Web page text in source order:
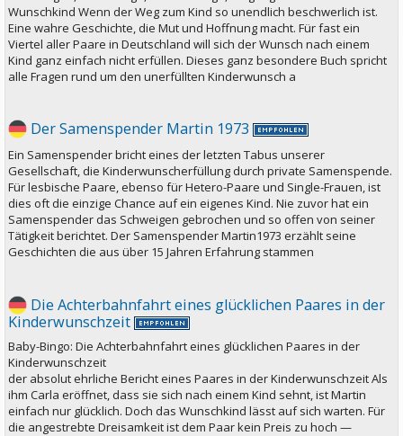
Wunschkind Wenn der Weg zum Kind so unendlich beschwerlich ist.
Eine wahre Geschichte, die Mut und Hoffnung macht. Für fast ein
Viertel aller Paare in Deutschland will sich der Wunsch nach einem
Kind ganz einfach nicht erfüllen. Dieses ganz besondere Buch spricht
alle Fragen rund um den unerfüllten Kinderwunsch a
Der Samenspender Martin 1973
Ein Samenspender bricht eines der letzten Tabus unserer
Gesellschaft, die Kinderwunscherfüllung durch private Samenspende.
Für lesbische Paare, ebenso für Hetero-Paare und Single-Frauen, ist
dies oft die einzige Chance auf ein eigenes Kind. Nie zuvor hat ein
Samenspender das Schweigen gebrochen und so offen von seiner
Tätigkeit berichtet. Der Samenspender Martin1973 erzählt seine
Geschichten die aus über 15 Jahren Erfahrung stammen
Die Achterbahnfahrt eines glücklichen Paares in der
Kinderwunschzeit
Baby-Bingo: Die Achterbahnfahrt eines glücklichen Paares in der
Kinderwunschzeit
der absolut ehrliche Bericht eines Paares in der Kinderwunschzeit Als
ihm Carla eröffnet, dass sie sich nach einem Kind sehnt, ist Martin
einfach nur glücklich. Doch das Wunschkind lässt auf sich warten. Für
die angestrebte Dreisamkeit ist dem Paar kein Preis zu hoch —